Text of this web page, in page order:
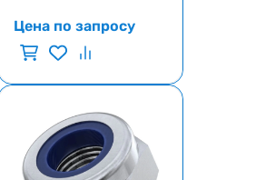
Цена по запросу